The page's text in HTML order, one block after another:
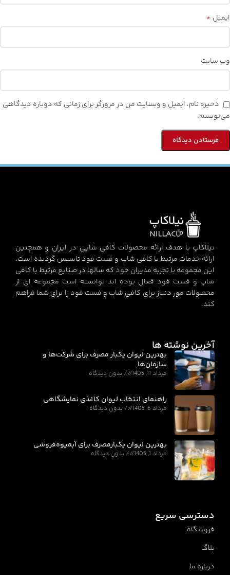
ایمیل *
وب‌ سایت
ذخیره نام، ایمیل و وبسایت من در مرورگر برای زمانی که دوباره دیدگاهی
می‌نویسم.
نیلاکاپ با هدف ارائه محصولات کافی شاپی در ایران و همچنین
ارائه خدمات مرتبط با کافی شاپ و فست فود تاسیس گردیده است.
این مجموعه با تجربه مدیران خود که سالها در صنایع مرتبط با کافی
شاپ و فست فود فعال بوده اند توانسته است مجموعه ای از
محصولات مور دنیاز برای کافی شاپ و فست فود را برای شما فراهم
کند.
آخرین نوشته ها
بهترین لیوان یکبار مصرف برای شرکت‌ها و
سازمان‌ها
مرداد 11, 1405 بدون دیدگاه
راهنمای انتخاب لیوان کاغذی نمایشگاهی
مرداد 6, 1405 بدون دیدگاه
بهترین لیوان یکبارمصرف برای آبمیوه‌فروشی
مرداد 1, 1405 بدون دیدگاه
دسترسی سریع
فروشگاه
بلاگ
درباره ما